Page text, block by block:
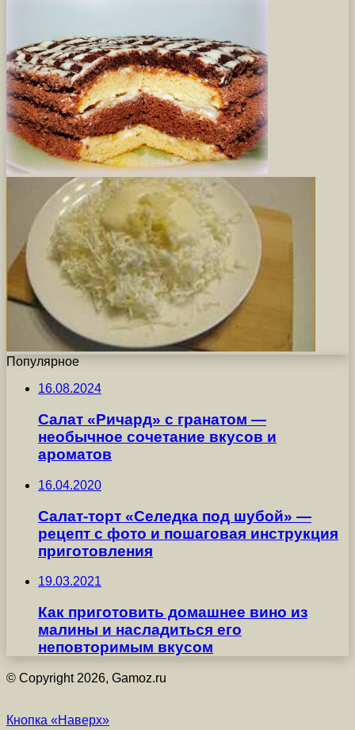
Популярное
16.08.2024
Салат «Ричард» с гранатом —
необычное сочетание вкусов и
ароматов
16.04.2020
Салат-торт «Селедка под шубой» —
рецепт с фото и пошаговая инструкция
приготовления
19.03.2021
Как приготовить домашнее вино из
малины и насладиться его
неповторимым вкусом
© Copyright 2026, Gamoz.ru
Кнопка «Наверх»